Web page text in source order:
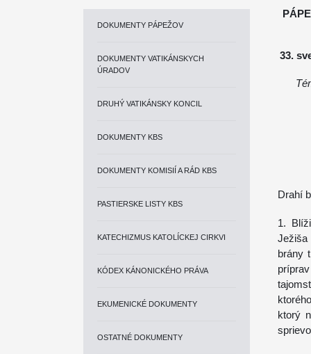
DOKUMENTY PÁPEŽOV
DOKUMENTY VATIKÁNSKYCH
ÚRADOV
DRUHÝ VATIKÁNSKY KONCIL
DOKUMENTY KBS
DOKUMENTY KOMISIÍ A RÁD KBS
PASTIERSKE LISTY KBS
KATECHIZMUS KATOLÍCKEJ CIRKVI
KÓDEX KÁNONICKÉHO PRÁVA
EKUMENICKÉ DOKUMENTY
OSTATNÉ DOKUMENTY
33.
Drahí
1.
brány
ktorý